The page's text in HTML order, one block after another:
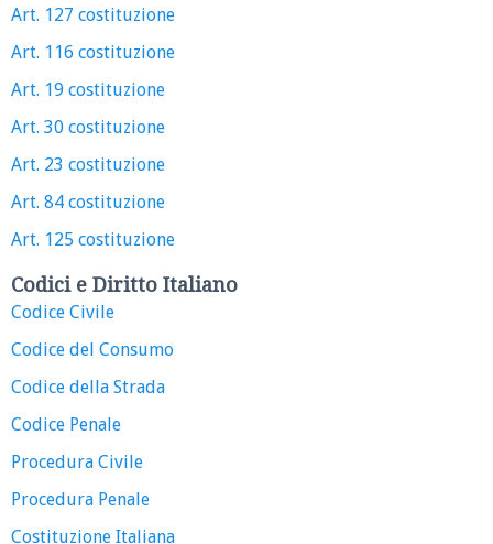
Art. 127 costituzione
Art. 116 costituzione
Art. 19 costituzione
Art. 30 costituzione
Art. 23 costituzione
Art. 84 costituzione
Art. 125 costituzione
Codici e Diritto Italiano
Codice Civile
Codice del Consumo
Codice della Strada
Codice Penale
Procedura Civile
Procedura Penale
Costituzione Italiana